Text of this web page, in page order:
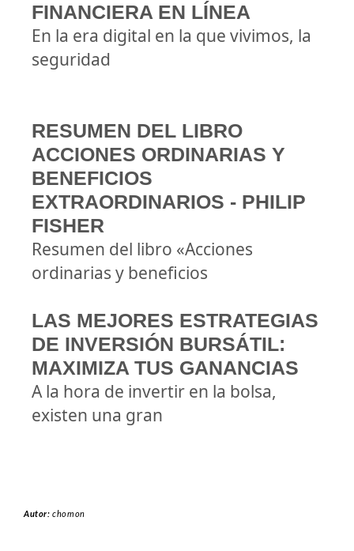
FINANCIERA EN LÍNEA
En la era digital en la que vivimos, la
seguridad
RESUMEN DEL LIBRO
ACCIONES ORDINARIAS Y
BENEFICIOS
EXTRAORDINARIOS - PHILIP
FISHER
Resumen del libro «Acciones
ordinarias y beneficios
LAS MEJORES ESTRATEGIAS
DE INVERSIÓN BURSÁTIL:
MAXIMIZA TUS GANANCIAS
A la hora de invertir en la bolsa,
existen una gran
Autor:chomon